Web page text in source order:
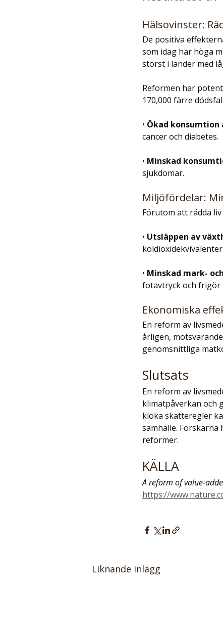
Hälsovinster:
De positiva
som idag har höga
störst i länder med
Reformen har
170,000 färre
• Ökad
cancer och diabetes.
• Minskad
sjukdomar.
Miljöfördelar:
Förutom att rädda
• Utsläppen av
• Minskad mark-
fotavtryck och frigör
Ekonomiska
En reform av
årligen,
genomsnittliga
Slutsats
En reform av
klimatpåverkan och
kloka skatteregler
samhälle.
reformer.
KÄLLA
A reform of value-
https://
Liknande inlägg